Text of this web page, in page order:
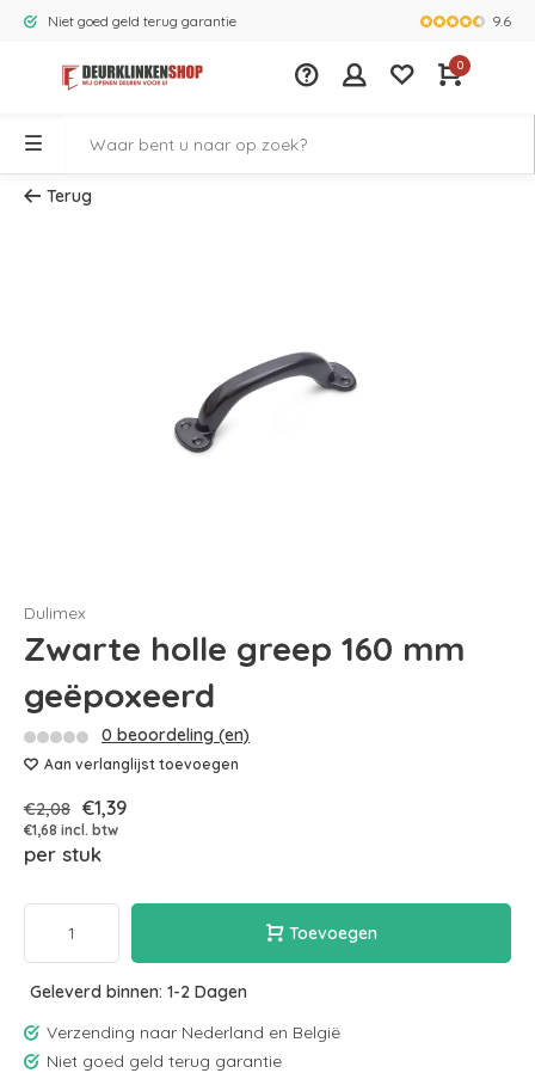
Niet goed geld terug garantie Grootste
9.6
0
Terug
Dulimex
Zwarte holle greep 160 mm
geëpoxeerd
0 beoordeling (en)
Aan verlanglijst toevoegen
€2,08 €1,39
€1,68 incl. btw
per stuk
Toevoegen
Geleverd binnen: 1-2 Dagen
Verzending naar Nederland en België
Niet goed geld terug garantie